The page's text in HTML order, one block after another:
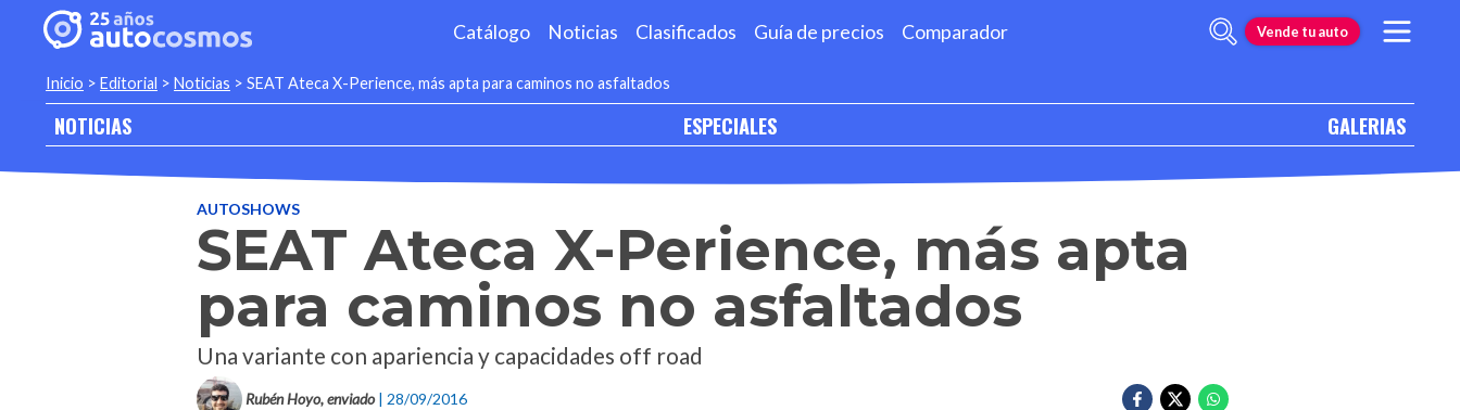
Catálogo Noticias Clasificados Guía de precios Comparador Vende tu auto
Inicio > Editorial > Noticias > SEAT Ateca X-Perience, más apta para caminos no asfaltados
NOTICIAS ESPECIALES GALERIAS
AUTOSHOWS
SEAT Ateca X-Perience, más apta
para caminos no asfaltados
Una variante con apariencia y capacidades off road
Rubén Hoyo, enviado | 28/09/2016